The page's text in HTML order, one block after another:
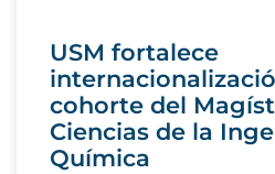
USM fortalece
cohorte del
Ciencias de la
Química